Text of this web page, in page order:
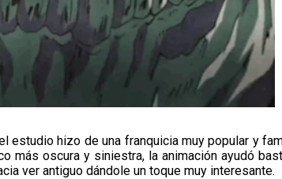
estudio hizo de una franquicia muy popular y
más oscura y siniestra, la animación ayudó
ver antiguo dándole un toque muy interesante.